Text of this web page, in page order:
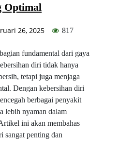
Optimal
26, 2025 817
fundamental dari gaya
diri tidak hanya
tetapi juga menjaga
Dengan kebersihan diri
berbagai penyakit
lebih nyaman dalam
ini akan membahas
sangat penting dan